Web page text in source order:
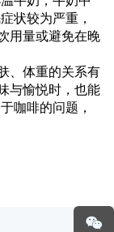
状较为严重，
用量或避免在晚
、体重的关系有
与愉悦时，也能
咖啡的问题，